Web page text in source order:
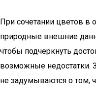
При сочетании цветов в
природные внешние
чтобы подчеркнуть
возможные недостатки.
не задумываются о том,